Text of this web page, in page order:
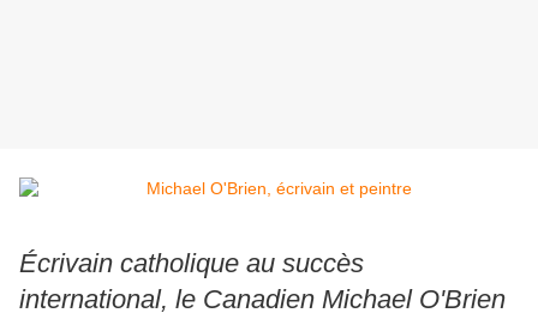
Écrivain catholique au succès
international, le Canadien Michael O'Brien